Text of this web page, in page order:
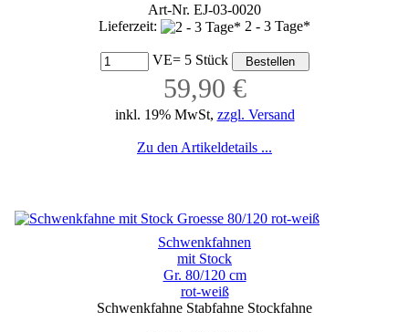
Art-Nr. EJ-03-0020
Lieferzeit:
2 - 3 Tage*
VE= 5 Stück
59,90 €
inkl. 19% MwSt, zzgl. Versand
Zu den Artikeldetails ...
Schwenkfahnen
mit Stock
Gr. 80/120 cm
rot-weiß
Schwenkfahne Stabfahne Stockfahne